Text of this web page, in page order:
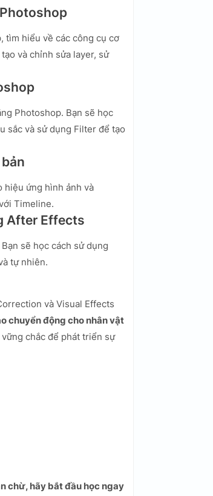
tìm hiểu về các công cụ cơ
và chỉnh sửa layer, sử
Photoshop. Bạn sẽ học
sắc và sử dụng Filter để tạo
hiệu ứng hình ảnh và
Timeline.
After Effects
sẽ học cách sử dụng
tự nhiên.
và Visual Effects
chuyển động cho nhân vật
chắc để phát triển sự
chừ, hãy bắt đầu học ngay